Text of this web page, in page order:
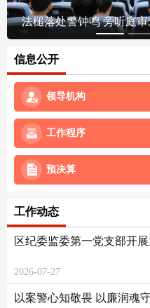
信息公开
领导机构
工作程序
预决算
工作动态
区纪委监委第一党支部开
2026-07-27
以案警心知敬畏 以廉润